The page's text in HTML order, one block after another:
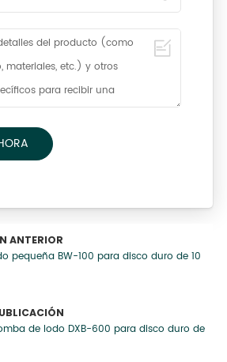
ANTERIOR
pequeña BW-100 para disco duro de 10
de lodo DXB-600 para disco duro de